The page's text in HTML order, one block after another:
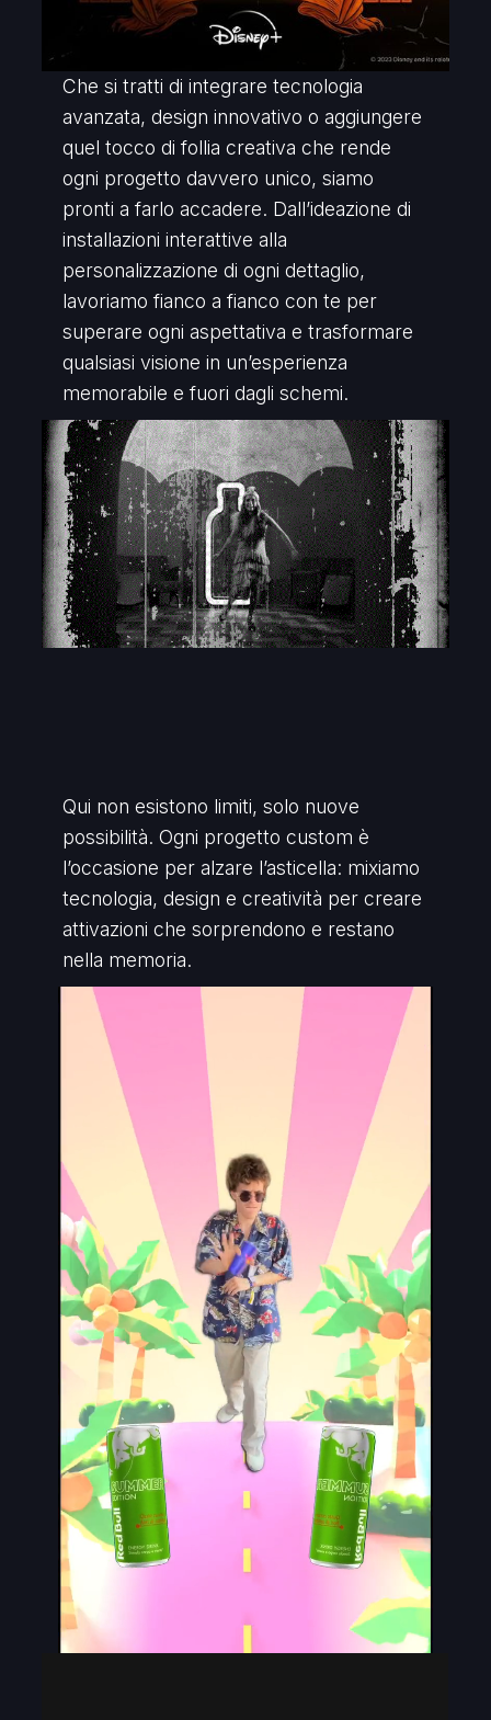
Che si tratti di integrare tecnologia
avanzata, design innovativo o aggiungere
quel tocco di follia creativa che rende
ogni progetto davvero unico, siamo
pronti a farlo accadere. Dall’ideazione di
installazioni interattive alla
personalizzazione di ogni dettaglio,
lavoriamo fianco a fianco con te per
superare ogni aspettativa e trasformare
qualsiasi visione in un’esperienza
memorabile e fuori dagli schemi.
Qui non esistono limiti, solo nuove
possibilità. Ogni progetto custom è
l’occasione per alzare l’asticella: mixiamo
tecnologia, design e creatività per creare
attivazioni che sorprendono e restano
nella memoria.